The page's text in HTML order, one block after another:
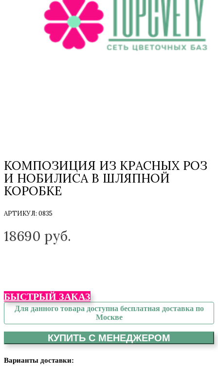
КОМПОЗИЦИЯ ИЗ КРАСНЫХ РОЗ
И НОБИЛИСА В ШЛЯПНОЙ
КОРОБКЕ
АРТИКУЛ: 0835
18690 руб.
БЫСТРЫЙ ЗАКАЗ
Для данного товара доступна бесплатная доставка по
Москве
КУПИТЬ С МЕНЕДЖЕРОМ
Варианты доставки: